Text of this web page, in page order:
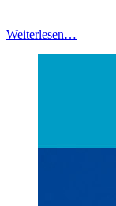
Weiterlesen…